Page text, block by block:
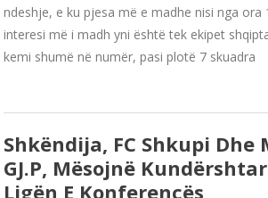
ndeshje, e ku pjesa më e madhe nisi nga ora
interesi më i madh yni është tek ekipet
kemi shumë në numër, pasi plotë 7 skuadra
Shkëndija, FC Shkupi Dhe
GJ.P, Mësojnë
Ligën E Konferencës